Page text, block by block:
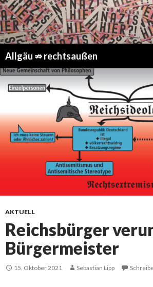
Allgäu ⇏ rechtsaußen
AKTUELL
Reichsbürger
Bürgermeister
15. Oktober 2021 Sebastian Lipp